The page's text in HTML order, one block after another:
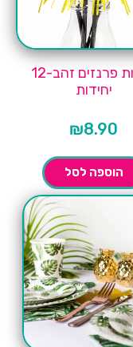
קשיות פרנזים זהב-12
יחידות
₪8.90
הוספה לסל